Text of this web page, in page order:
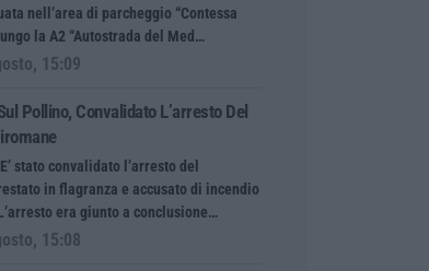
nell’area di parcheggio “Contessa
la A2 “Autostrada del Med…
15:09
Pollino, Convalidato L’arresto Del
stato convalidato l’arresto del
in flagranza e accusato di incendio
era giunto a conclusione…
15:08